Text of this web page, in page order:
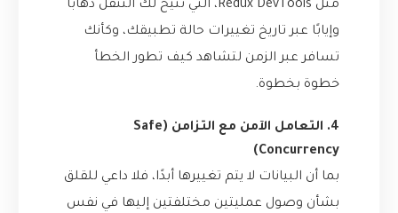
مثل Redux DevTools، التي تتيح لك التنقل ذهابًا
وإيابًا عبر تاريخ تغييرات حالة تطبيقك، وكأنك
تسافر عبر الزمن لتشاهد كيف تطور الخطأ
خطوة بخطوة.
4. التعامل الآمن مع التزامن (Safe
Concurrency)
بما أن البيانات لا يتم تغييرها أبدًا، فلا داعي للقلق
بشأن وصول عمليتين مختلفتين إليها في نفس